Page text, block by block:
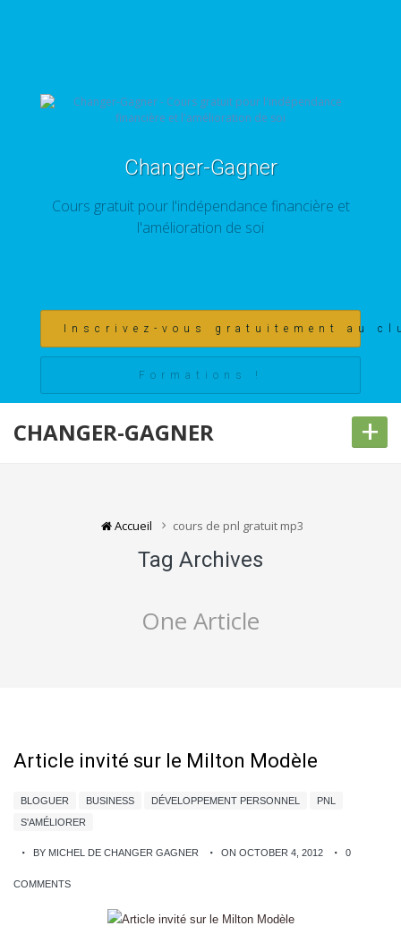
Changer-Gagner
Cours gratuit pour l'indépendance financière et
l'amélioration de soi
Inscrivez-vous gratuitement au
Formations !
CHANGER-GAGNER +
Accueil cours de pnl gratuit mp3
Tag Archives
One Article
Article invité sur le Milton Modèle
BLOGUER BUSINESS DÉVELOPPEMENT PERSONNEL
PNL
S'AMÉLIORER
BY MICHEL DE CHANGER GAGNER ON OCTOBER 4, 2012 0
COMMENTS